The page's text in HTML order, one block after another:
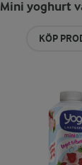
Mini yoghurt
KÖP